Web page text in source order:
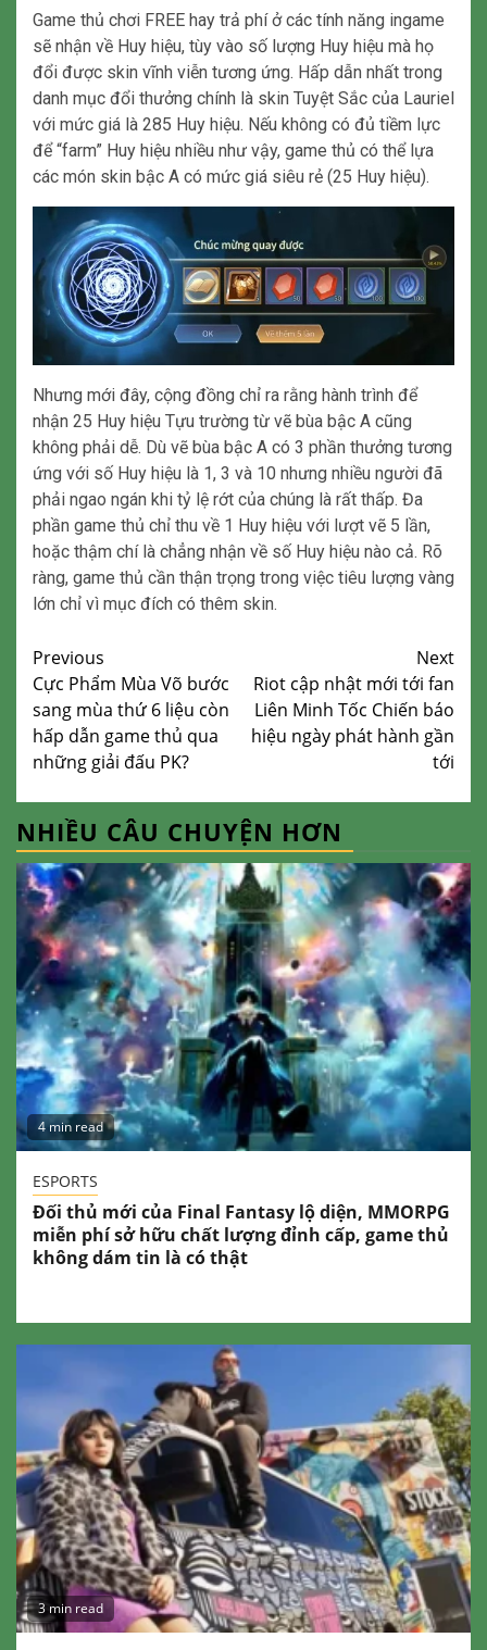
Game thủ chơi FREE hay trả phí ở các tính năng ingame
sẽ nhận về Huy hiệu, tùy vào số lượng Huy hiệu mà họ
đổi được skin vĩnh viễn tương ứng. Hấp dẫn nhất trong
danh mục đổi thưởng chính là skin Tuyệt Sắc của Lauriel
với mức giá là 285 Huy hiệu. Nếu không có đủ tiềm lực
để “farm” Huy hiệu nhiều như vậy, game thủ có thể lựa
các món skin bậc A có mức giá siêu rẻ (25 Huy hiệu).
Nhưng mới đây, cộng đồng chỉ ra rằng hành trình để
nhận 25 Huy hiệu Tựu trường từ vẽ bùa bậc A cũng
không phải dễ. Dù vẽ bùa bậc A có 3 phần thưởng tương
ứng với số Huy hiệu là 1, 3 và 10 nhưng nhiều người đã
phải ngao ngán khi tỷ lệ rớt của chúng là rất thấp. Đa
phần game thủ chỉ thu về 1 Huy hiệu với lượt vẽ 5 lần,
hoặc thậm chí là chẳng nhận về số Huy hiệu nào cả. Rõ
ràng, game thủ cần thận trọng trong việc tiêu lượng vàng
lớn chỉ vì mục đích có thêm skin.
Continue
Reading
Previous
Cực Phẩm Mùa Võ bước
sang mùa thứ 6 liệu còn
hấp dẫn game thủ qua
những giải đấu PK?
Next
Riot cập nhật mới tới fan
Liên Minh Tốc Chiến báo
hiệu ngày phát hành gần
tới
NHIỀU CÂU CHUYỆN HƠN
4 min read
ESPORTS
Đối thủ mới của Final Fantasy lộ diện, MMORPG
miễn phí sở hữu chất lượng đỉnh cấp, game thủ
không dám tin là có thật
3 min read